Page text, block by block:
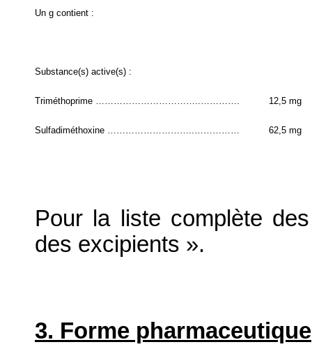
Un g contient :
Substance(s) active(s) :
Triméthoprime ……………………………..…………. 12,5 mg
Sulfadiméthoxine ………………………..…………… 62,5 mg
Pour la liste complète
des excipients ».
3. Forme pharmaceutique